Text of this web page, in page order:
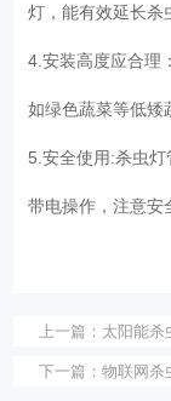
灯，能有效延长杀
4.安装高度应合理
如绿色蔬菜等低矮
5.安全使用:杀虫
带电操作，注意安
上一篇： 太阳能杀
下一篇： 物联网杀